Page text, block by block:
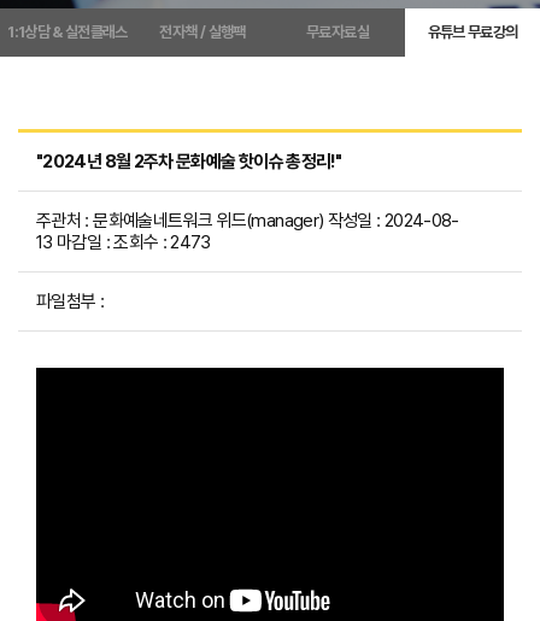
크
드
(
W
I
T
H
1:1상담 & 실전클래스 전자책 / 실행팩 무료자료실 유튜브 무료강의
"2024년 8월 2주차 문화예술 핫이슈 총정리!"
주관처 : 문화예술네트워크 위드(manager) 작성일 : 2024-08-
13 마감일 : 조회수 : 2473
파일첨부 :